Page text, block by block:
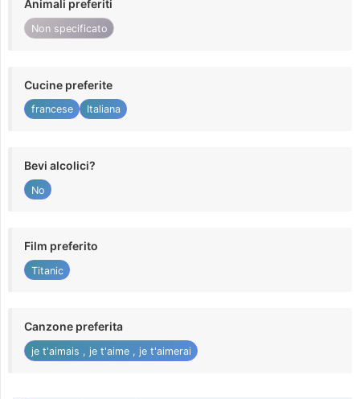
Animali preferiti
Non specificato
Cucine preferite
francese Italiana
Bevi alcolici?
No
Film preferito
Titanic
Canzone preferita
je t'aimais , je t'aime , je t'aimerai